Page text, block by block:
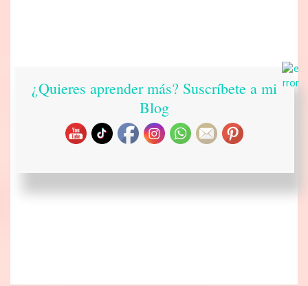
¿Quieres aprender más? Suscríbete a mi
Blog